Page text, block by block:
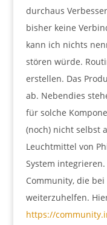
durchaus
bisher keine
kann ich nichts
stören würde.
erstellen. Das
ab. Nebendies
für solche
(noch) nicht selbst
Leuchtmittel von
System
Community, die
weiterzuhelfen.
https://